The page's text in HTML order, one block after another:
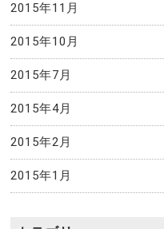
2015年11月
2015年10月
2015年7月
2015年4月
2015年2月
2015年1月